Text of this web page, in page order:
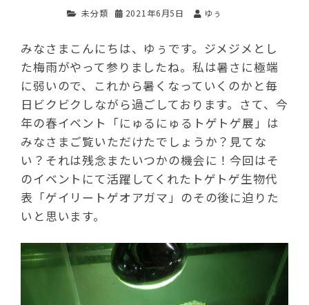
未分類 2021年6月5日 ゆぅ
みなさまこんにちは、ゆぅです。ジメジメとし
た梅雨がやって参りましたね。私は暑さに極端
に弱いので、これから暑くなっていくのかと毎
日ビクビクしながら過ごしております。さて、今
年の春イベント「にゅるにゅるトゲトゲ展」は
みなさまご覧いただけたでしょうか？見てな
い？それは残念またいつかの機会に！今回はそ
のイベントにて活躍してくれたトゲトゲ生物代
表「ゲイリートゲオアガマ」のその後に迫りた
いと思います。